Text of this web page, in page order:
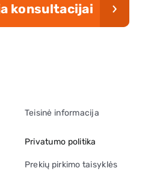
konsultacijai
Teisinė informacija
Privatumo politika
Prekių pirkimo taisyklės